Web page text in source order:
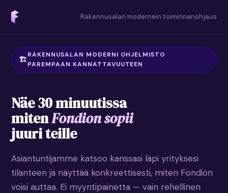
Rakennusalan modernein toiminnanohjaus
RAKENNUSALAN MODERNI OHJELMISTO
PAREMPAAN KANNATTAVUUTEEN
Näe 30 minuutissa
mitenFondion sopii
juuri teille
Asiantuntijamme katsoo kanssasi läpi yrityksesi
tilanteen ja näyttää konkreettisesti, miten Fondion
voisi auttaa. Ei myyntipainetta — vain rehellinen